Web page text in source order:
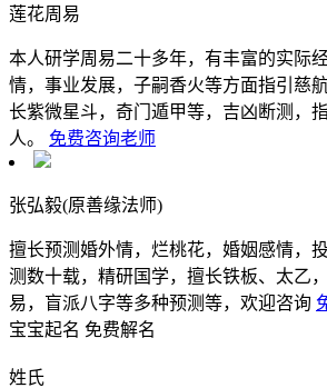
莲花周易
本人研学周易二十多年，有丰富的实际
情，事业发展，子嗣香火等方面指引慈
长紫微星斗，奇门遁甲等，吉凶断测，
人。
免费咨询老师
张弘毅(原善缘法师)
擅长预测婚外情，烂桃花，婚姻感情，
测数十载，精研国学，擅长铁板、太乙
易，盲派八字等多种预测等，欢迎咨询
宝宝起名 免费解名
姓氏